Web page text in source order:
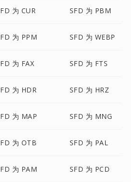
为 CUR SFD 为 PBM
为 PPM SFD 为 WEBP
为 FAX SFD 为 FTS
为 HDR SFD 为 HRZ
为 MAP SFD 为 MNG
为 OTB SFD 为 PAL
为 PAM SFD 为 PCD